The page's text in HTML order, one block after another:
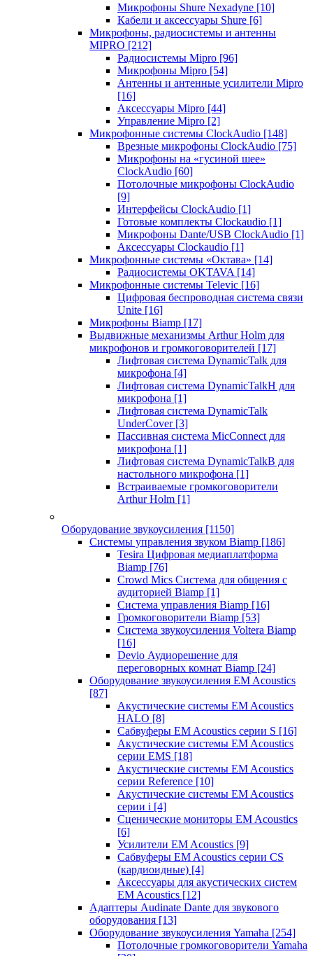
Микрофоны Shure Nexadyne [10]
Кабели и аксессуары Shure [6]
Микрофоны, радиосистемы и антенны
MIPRO [212]
Радиосистемы Mipro [96]
Микрофоны Mipro [54]
Антенны и антенные усилители Mipro
[16]
Аксессуары Mipro [44]
Управление Mipro [2]
Микрофонные системы ClockAudio [148]
Врезные микрофоны ClockAudio [75]
Микрофоны на «гусиной шее»
ClockAudio [60]
Потолочные микрофоны ClockAudio
[9]
Интерфейсы ClockAudio [1]
Готовые комплекты Clockaudio [1]
Микрофоны Dante/USB ClockAudio [1]
Аксессуары Clockaudio [1]
Микрофонные системы «Октава» [14]
Радиосистемы OKTAVA [14]
Микрофонные системы Televic [16]
Цифровая беспроводная система связи
Unite [16]
Микрофоны Biamp [17]
Выдвижные механизмы Arthur Holm для
микрофонов и громкоговорителей [17]
Лифтовая система DynamicTalk для
микрофона [4]
Лифтовая система DynamicTalkH для
микрофона [1]
Лифтовая система DynamicTalk
UnderCover [3]
Пассивная система MicConnect для
микрофона [1]
Лифтовая система DynamicTalkB для
настольного микрофона [1]
Встраиваемые громкоговорители
Arthur Holm [1]
Оборудование звукоусиления [1150]
Системы управления звуком Biamp [186]
Tesira Цифровая медиаплатформа
Biamp [76]
Crowd Mics Система для общения с
аудиторией Biamp [1]
Система управления Biamp [16]
Громкоговорители Biamp [53]
Система звукоусиления Voltera Biamp
[16]
Devio Аудиорешение для
переговорных комнат Biamp [24]
Оборудование звукоусиления EM Acoustics
[87]
Акустические системы EM Acoustics
HALO [8]
Сабвуферы EM Acoustics серии S [16]
Акустические системы EM Acoustics
серии EMS [18]
Акустические системы EM Acoustics
серии Reference [10]
Акустические системы EM Acoustics
серии i [4]
Сценические мониторы EM Acoustics
[6]
Усилители EM Acoustics [9]
Сабвуферы EM Acoustics серии CS
(кардиоидные) [4]
Аксессуары для акустических систем
EM Acoustics [12]
Адаптеры Audinate Dante для звукового
оборудования [13]
Оборудование звукоусиления Yamaha [254]
Потолочные громкоговорители Yamaha